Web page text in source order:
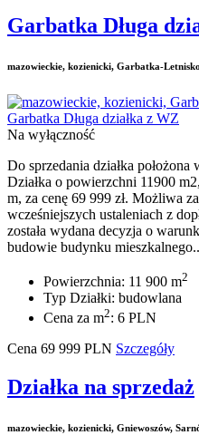
Garbatka Długa
mazowieckie, kozienicki, Garbatka-
Na wyłączność
Do sprzedania działka
Działka o powierzchni 11900
m, za cenę 69 999 zł. Możliwa
wcześniejszych ustaleniach z
została wydana decyzja o
budowie budynku
Powierzchnia: 11 900 m2
Typ Działki: budowlana
Cena za m2: 6 PLN
Cena 69 999 PLN Szczegóły
Działka na sprzedaż
mazowieckie, kozienicki, Gniewoszów,